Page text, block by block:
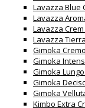
Lavazza Blue
Lavazza
Lavazza
Lavazza
Gimoka
Gimoka
Gimoka
Gimoka
Gimoka
Kimbo Extra